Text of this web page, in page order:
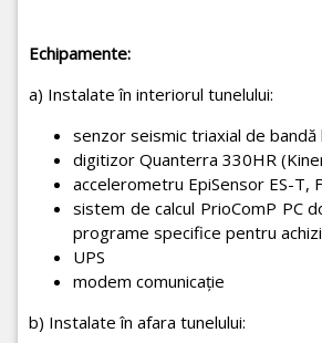
Echipamente:
a) Instalate în interiorul tunelului:
senzor seismic triaxial de
digitizor Quanterra 330HR
accelerometru EpiSensor ES-T,
sistem de calcul PrioComP PC
programe specifice pentru
UPS
modem comunicaţie
b) Instalate în afara tunelului: